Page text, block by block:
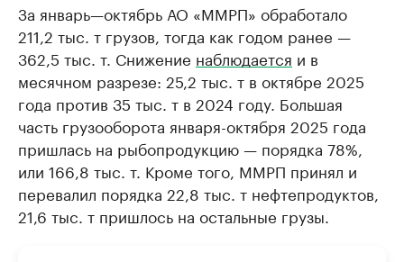
За январь—октябрь АО «ММРП» обработало
211,2 тыс. т грузов, тогда как годом ранее —
362,5 тыс. т. Снижение наблюдается и в
месячном разрезе: 25,2 тыс. т в октябре 2025
года против 35 тыс. т в 2024 году. Большая
часть грузооборота января-октября 2025 года
пришлась на рыбопродукцию — порядка 78%,
или 166,8 тыс. т. Кроме того, ММРП принял и
перевалил порядка 22,8 тыс. т нефтепродуктов,
21,6 тыс. т пришлось на остальные грузы.